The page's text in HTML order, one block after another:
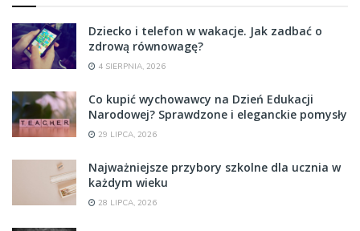
Dziecko i telefon w wakacje. Jak zadbać o
zdrową równowagę?
4 SIERPNIA, 2026
Co kupić wychowawcy na Dzień Edukacji
Narodowej? Sprawdzone i eleganckie pomysły
29 LIPCA, 2026
Najważniejsze przybory szkolne dla ucznia w
każdym wieku
28 LIPCA, 2026